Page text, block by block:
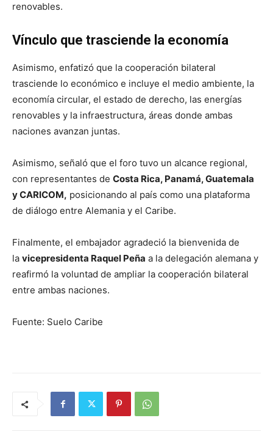
renovables.
Vínculo que trasciende la economía
Asimismo, enfatizó que la cooperación bilateral
trasciende lo económico e incluye el medio ambiente, la
economía circular, el estado de derecho, las energías
renovables y la infraestructura, áreas donde ambas
naciones avanzan juntas.
Asimismo, señaló que el foro tuvo un alcance regional,
con representantes de Costa Rica, Panamá, Guatemala
y CARICOM, posicionando al país como una plataforma
de diálogo entre Alemania y el Caribe.
Finalmente, el embajador agradeció la bienvenida de
la vicepresidenta Raquel Peña a la delegación alemana y
reafirmó la voluntad de ampliar la cooperación bilateral
entre ambas naciones.
Fuente: Suelo Caribe